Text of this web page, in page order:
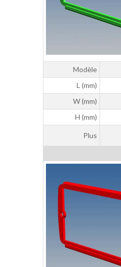
Modèle
L (mm)
W (mm)
H (mm)
Plus